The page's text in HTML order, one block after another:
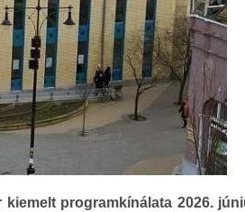
programkínálata 2026.